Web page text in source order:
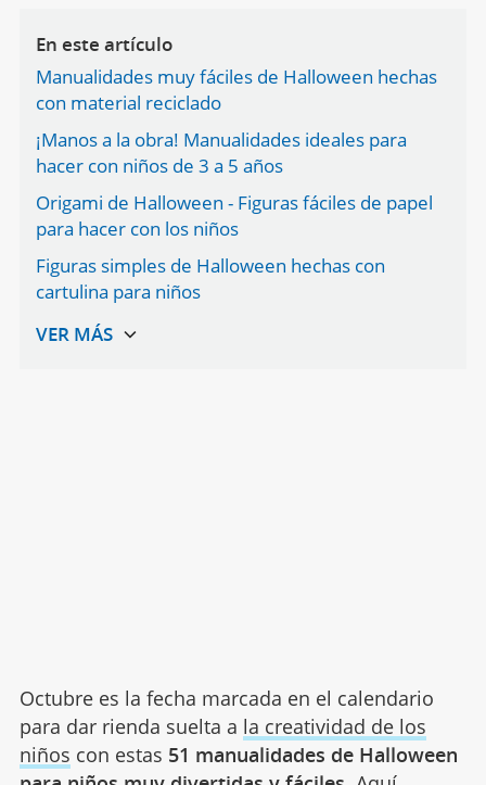
En este artículo
Manualidades muy fáciles de Halloween hechas
con material reciclado
¡Manos a la obra! Manualidades ideales para
hacer con niños de 3 a 5 años
Origami de Halloween - Figuras fáciles de papel
para hacer con los niños
Figuras simples de Halloween hechas con
cartulina para niños
Octubre es la fecha marcada en el calendario
para dar rienda suelta a la creatividad de los
niños con estas 51 manualidades de Halloween